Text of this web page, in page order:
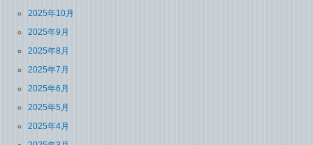
2025年10月
2025年9月
2025年8月
2025年7月
2025年6月
2025年5月
2025年4月